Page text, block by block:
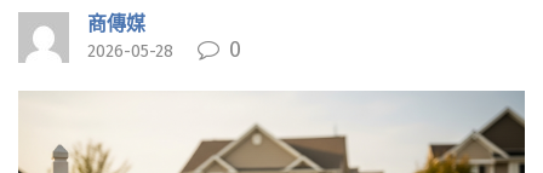
商傳媒
2026-05-28 0